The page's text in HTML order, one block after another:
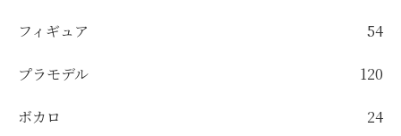
フィギュア 54
プラモデル 120
ボカロ 24